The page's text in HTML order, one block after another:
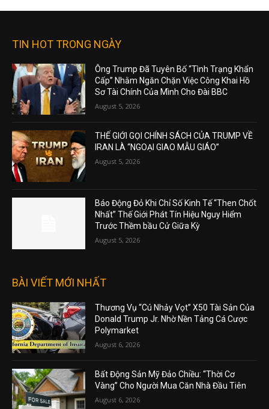
TIN HOT TRONG NGÀY
Ông Trump Đã Tuyên Bố “Tình Trạng Khẩn
Cấp” Nhằm Ngăn Chặn Việc Công Khai Hồ
Sơ Tài Chính Của Mình Cho Đài BBC
August 5, 2026
THẾ GIỚI GỌI CHÍNH SÁCH CỦA TRUMP VỀ
IRAN LÀ “NGOẠI GIAO MẪU GIÁO”
August 5, 2026
Báo Động Đỏ Khi Chỉ Số Kinh Tế “Then Chốt
Nhất” Thế Giới Phát Tín Hiệu Nguy Hiểm
Trước Thềm bầu Cử Giữa Kỳ
August 5, 2026
BÀI VIẾT MỚI NHẤT
Thương Vụ “Cú Nhảy Vọt” X50 Tài Sản Của
Donald Trump Jr. Nhờ Nền Tảng Cá Cược
Polymarket
August 6, 2026
Bất Động Sản Mỹ Đảo Chiều: “Thời Cơ
Vàng” Cho Người Mua Căn Nhà Đầu Tiên
August 6, 2026